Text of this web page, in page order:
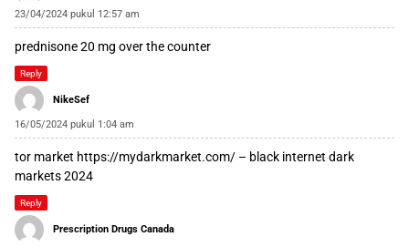
23/04/2024 pukul 12:57 am
prednisone 20 mg over the counter
Reply
NikeSef
16/05/2024 pukul 1:04 am
tor market https://mydarkmarket.com/ – black internet dark
markets 2024
Reply
Prescription Drugs Canada